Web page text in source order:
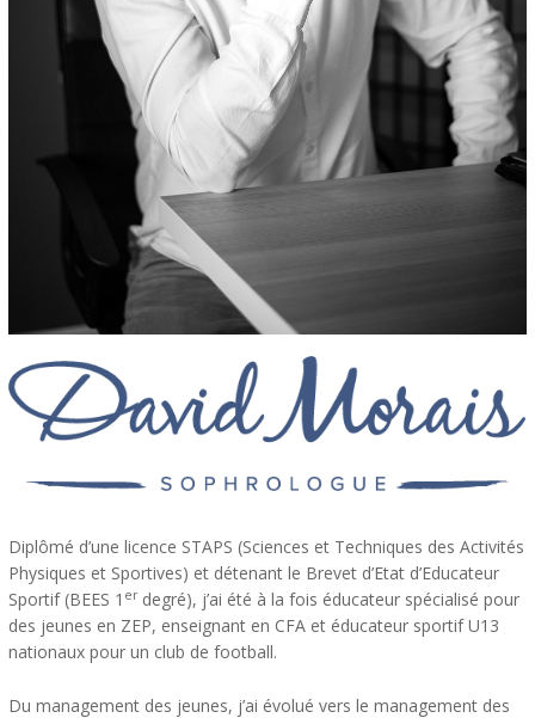
Diplômé d’une licence STAPS (Sciences et Techniques des Activités
Physiques et Sportives) et détenant le Brevet d’Etat d’Educateur
Sportif (BEES 1 erdegré), j’ai été à la fois éducateur spécialisé pour
des jeunes en ZEP, enseignant en CFA et éducateur sportif U13
nationaux pour un club de football.
Du management des jeunes, j’ai évolué vers le management des